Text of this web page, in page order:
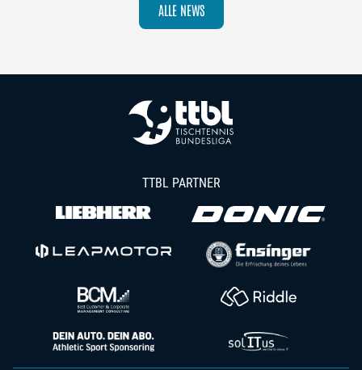
ALLE NEWS
TTBL PARTNER